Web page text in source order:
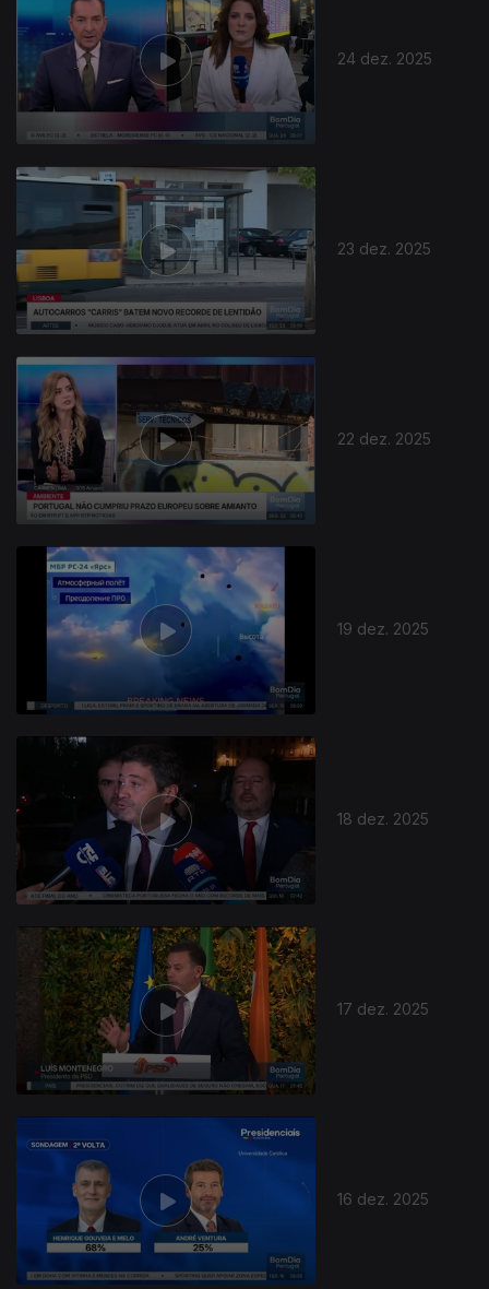
24 dez. 2025
23 dez. 2025
22 dez. 2025
19 dez. 2025
18 dez. 2025
17 dez. 2025
16 dez. 2025